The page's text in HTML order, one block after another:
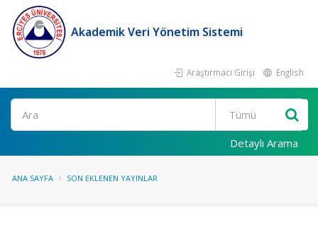
Akademik Veri Yönetim Sistemi
Araştırmacı Girişi English
Ara
Detaylı Arama
ANA SAYFA SON EKLENEN YAYINLAR